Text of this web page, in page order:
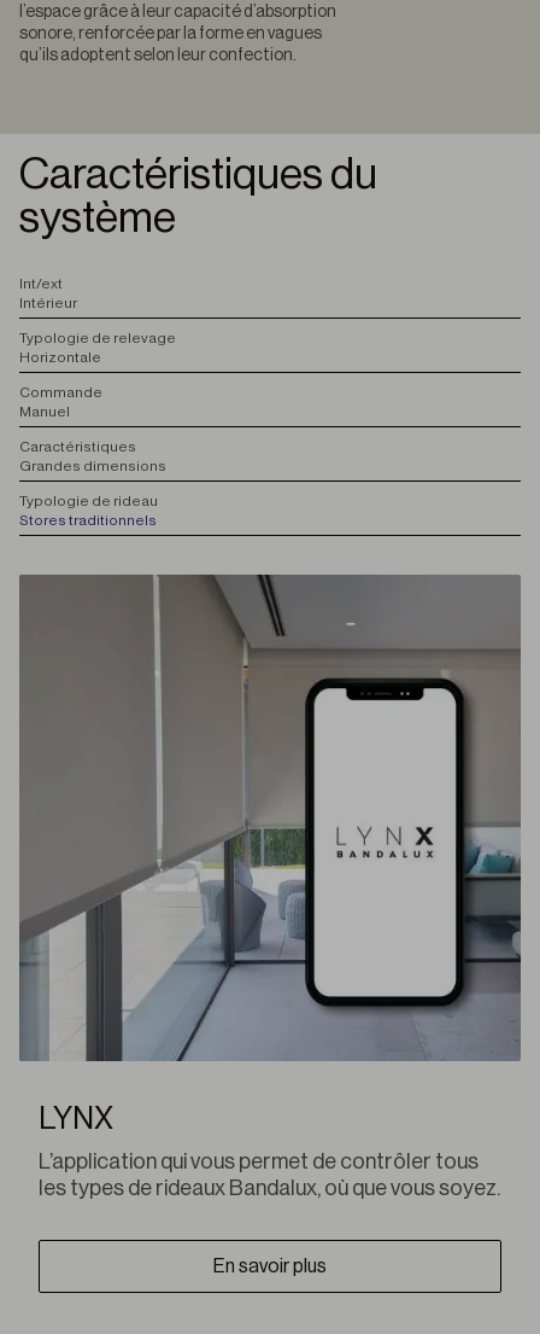
l’espace grâce à leur capacité d’absorption
sonore, renforcée par la forme en vagues
qu’ils adoptent selon leur confection.
Caractéristiques du
système
Int/ext
Intérieur
Typologie de relevage
Horizontale
Commande
Manuel
Caractéristiques
Grandes dimensions
Typologie de rideau
Stores traditionnels
LYNX
L’application qui vous permet de contrôler tous
les types de rideaux Bandalux, où que vous soyez.
En savoir plus